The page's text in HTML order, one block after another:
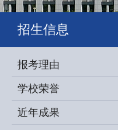
招生信息
报考理由
学校荣誉
近年成果